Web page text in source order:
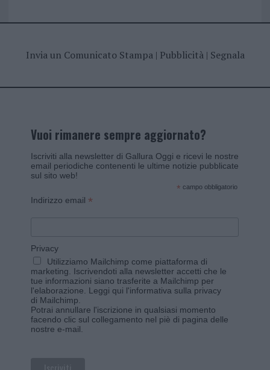
Invia un Comunicato Stampa| Pubblicità| Segnala
Vuoi rimanere sempre aggiornato?
Iscriviti alla newsletter di Gallura Oggi e ricevi le nostre
email periodiche contenenti le ultime notizie pubblicate
sul sito web!
* campo obbligatorio
Indirizzo email *
Privacy
Utilizziamo Mailchimp come piattaforma di
marketing. Iscrivendoti alla newsletter accetti che le
tue informazioni siano trasferite a Mailchimp per
l'elaborazione. Leggi qui l'informativa sulla privacy
di Mailchimp
Potrai annullare l'iscrizione in qualsiasi momento
facendo clic sul collegamento nel piè di pagina delle
nostre e-mail.